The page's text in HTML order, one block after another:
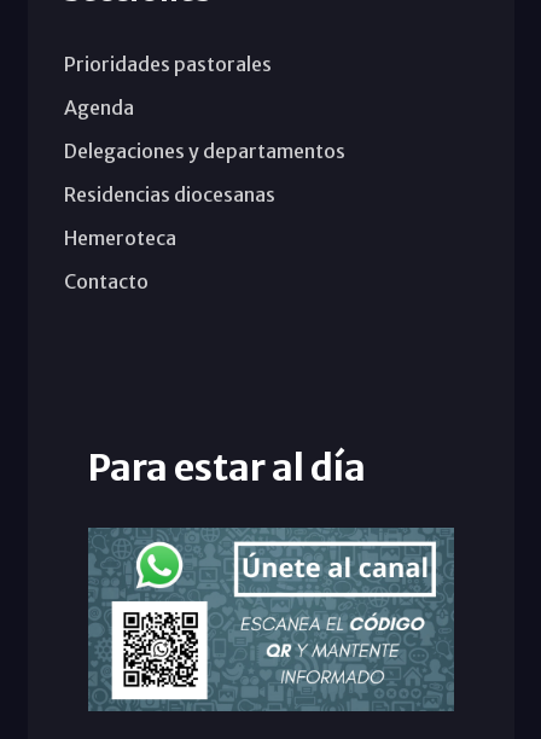
Prioridades pastorales
Agenda
Delegaciones y departamentos
Residencias diocesanas
Hemeroteca
Contacto
Para estar al día